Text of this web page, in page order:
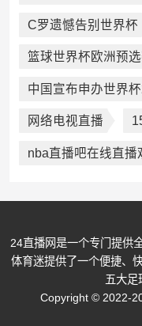
C罗遗憾告别世界杯
篮球世界杯欧洲预
中国宣布申办世界
网络电视直播
nba直播吧在线直播
24直播网是一个专门提供
体育迷提供了一个便捷、
五大足
Copyright © 2022-